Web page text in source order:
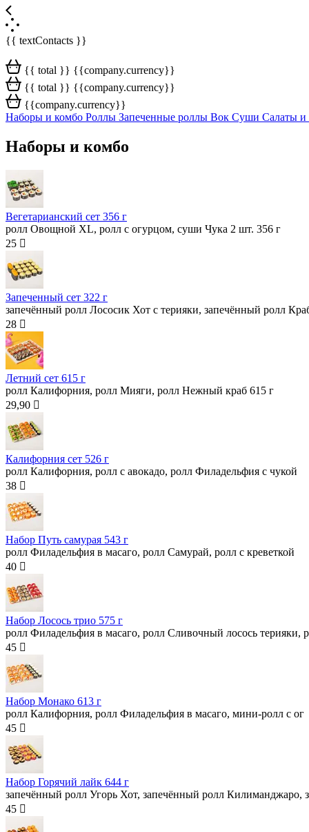
{{ textContacts }}
{{ total }} {{company.currency}}
{{ total }} {{company.currency}}
{{company.currency}}
Наборы и комбо Роллы Запеченные роллы Вок Суши Салаты и
Наборы и комбо
Вегетарианский сет 356 г
ролл Овощной XL, ролл с огурцом, суши Чука 2 шт. 356 г
25 
Запеченный сет 322 г
запечённый ролл Лососик Хот с терияки, запечённый ролл
28 
Летний сет 615 г
ролл Калифорния, ролл Мияги, ролл Нежный краб 615 г
29,90 
Калифорния сет 526 г
ролл Калифорния, ролл с авокадо, ролл Филадельфия с чукой
38 
Набор Путь самурая 543 г
ролл Филадельфия в масаго, ролл Самурай, ролл с креветкой
40 
Набор Лосось трио 575 г
ролл Филадельфия в масаго, ролл Сливочный лосось терияки, р
45 
Набор Монако 613 г
ролл Калифорния, ролл Филадельфия в масаго, мини-ролл с ог
45 
Набор Горячий лайк 644 г
запечённый ролл Угорь Хот, запечённый ролл Килиманджаро, з
45 